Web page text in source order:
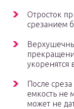
Отросток
срезанием
укоренятся
После
емкость не
может не